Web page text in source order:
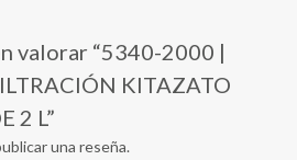
valorar “5340-2000 |
KITAZATO
2 L”
una reseña.